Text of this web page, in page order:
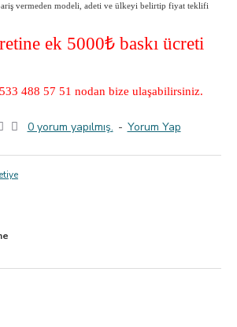
vermeden modeli, adeti ve ülkeyi belirtip fiyat teklifi
ek 5000₺ baskı ücreti
488 57 51 nodan bize ulaşabilirsiniz.
0 yorum yapılmış. - Yorum Yap